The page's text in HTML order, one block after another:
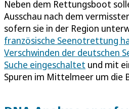
Neben dem Rettungsboot
Ausschau nach dem
sofern sie in der Region
französische Seenotrettung
Verschwinden der deutschen
Suche eingeschaltet und mit
Spuren im Mittelmeer um die